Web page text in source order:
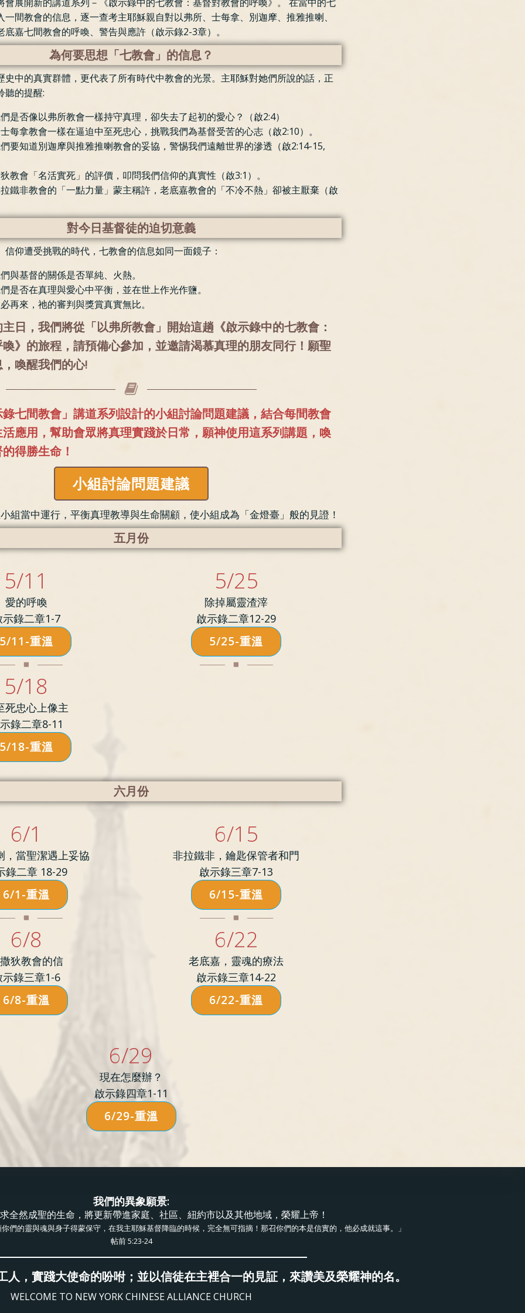
間教會的信息，逐一查考主耶穌親自對以弗所、士每拿、別迦摩、推雅推喇、
嘉七間教會的呼喚、警告與應許（啟示錄2-3章）。
為何要思想「七教會」的信息？
史中的真實群體，更代表了所有時代中教會的光景。主耶穌對她們所說的話，正
聽的提醒:
是否像以弗所教會一樣持守真理，卻失去了起初的愛心？（啟2:4）
每拿教會一樣在逼迫中至死忠心，挑戰我們為基督受苦的心志（啟2:10）。
要知道別迦摩與推雅推喇教會的妥協，警惕我們遠離世界的滲透（啟2:14-15,
教會「名活實死」的評價，叩問我們信仰的真實性（啟3:1）。
鐵非教會的「一點力量」蒙主稱許，老底嘉教會的「不冷不熱」卻被主厭棄（啟
對今日基督徒的迫切意義
信仰遭受挑戰的時代，七教會的信息如同一面鏡子：
與基督的關係是否單純、火熱。
是否在真理與愛心中平衡，並在世上作光作鹽。
再來，祂的審判與獎賞真實無比。
日，我們將從「以弗所教會」開始這趟《啟示錄中的七教會：
》的旅程，請預備心參加，並邀請渴慕真理的朋友同行！願聖
喚醒我們的心!
七間教會」講道系列設計的小組討論問題建議，結合每間教會
應用，幫助會眾將真理實踐於日常，願神使用這系列講題，喚
得勝生命！
小組討論問題建議
組當中運行，平衡真理教導與生命關顧，使小組成為「金燈臺」般的見證！
五月份
5/11
愛的呼喚
示錄二章1-7
11-重溫
5/18
死忠心上像主
錄二章8-11
18-重溫
5/25
除掉屬靈渣滓
啟示錄二章12-29
5/25-重溫
六月份
6/1
，當聖潔遇上妥協
錄二章 18-29
6/1-重溫
6/8
狄教會的信
示錄三章1-6
6/8-重溫
6/15
非拉鐵非，鑰匙保管者和門
啟示錄三章7-13
6/15-重溫
6/22
老底嘉，靈魂的療法
啟示錄三章14-22
6/22-重溫
6/29
現在怎麼辦？
啟示錄四章1-11
6/29-重溫
我們的異象願景:
全然成聖的生命，將更新帶進家庭、社區、紐約市以及其他地域，榮耀上帝！
們的靈與魂與身子得蒙保守，在我主耶穌基督降臨的時候，完全無可指摘！那召你們的本是信實的，他必成就這事。」
帖前 5:23-24
，實踐大使命的吩咐；並以信徒在主裡合一的見証，來讚美及榮耀神的名。
WELCOME TO NEW YORK CHINESE ALLIANCE CHURCH